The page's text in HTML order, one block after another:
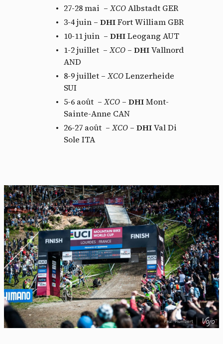
27-28 mai – XCOAlbstadt GER
3-4 juin – DHIFort William GBR
10-11 juin – DHILeogang AUT
1-2 juillet – XCO – DHIVallnord
AND
8-9 juillet – XCOLenzerheide
SUI
5-6 août – XCO – DHIMont-
Sainte-Anne CAN
26-27 août – XCO – DHIVal Di
Sole ITA